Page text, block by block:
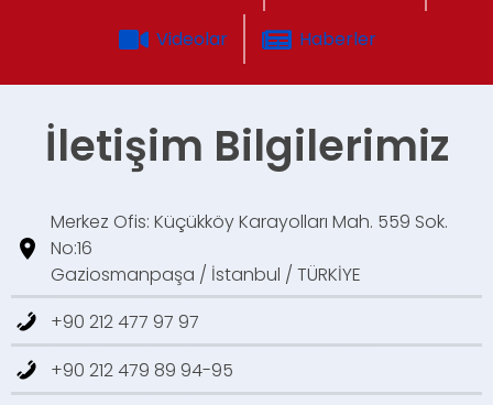
Videolar Haberler
İletişim Bilgilerimiz
Merkez Ofis: Küçükköy Karayolları Mah. 559 Sok.
No:16
Gaziosmanpaşa / İstanbul / TÜRKİYE
+90 212 477 97 97
+90 212 479 89 94-95